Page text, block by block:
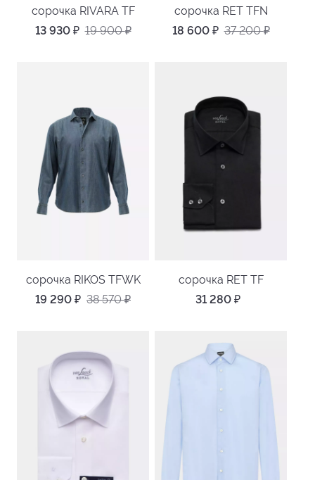
сорочка RIVARA TF
13 930 ₽ 19 900₽
сорочка RET TFN
18 600 ₽ 37 200₽
сорочка RIKOS TFWK
19 290 ₽ 38 570₽
сорочка RET TF
31 280 ₽